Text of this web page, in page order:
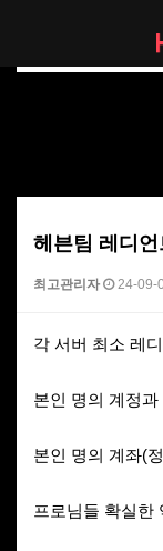
헤븐팀 공지사
헤븐팀 레디
최고관리자 24-09-
본문
각 서버 최소 레
본인 명의 계정
본인 명의 계좌(
프로님들 확실한